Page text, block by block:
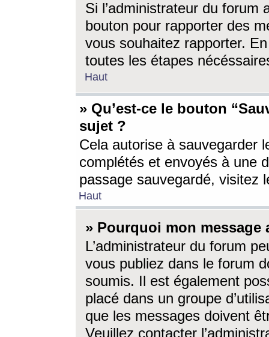
Si l’administrateur du forum
bouton pour rapporter des
vous souhaitez rapporter.
toutes les étapes
Haut
» Qu’est-ce le bouton
sujet ?
Cela autorise à sauvegarder
complétés et envoyés à une
passage sauvegardé, visitez
Haut
» Pourquoi mon message
L’administrateur du forum
vous publiez dans le forum
soumis. Il est également
placé dans un groupe
que les messages doivent
Veuillez contacter